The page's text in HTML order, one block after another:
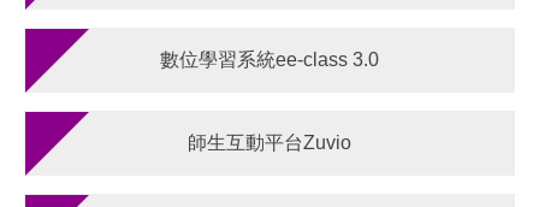
數位學習系統ee-class 3.0
師生互動平台Zuvio